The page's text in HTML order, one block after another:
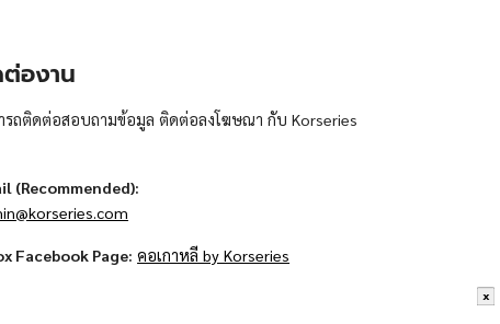
x
องาน
รถติดต่อสอบถามข้อมูล ติดต่อลงโฆษณา กับ Korseries
(Recommended):
Facebook Page: คอเกาหลี by Korseries